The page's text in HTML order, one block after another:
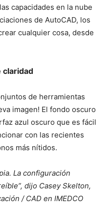
capacidades en la nube
de AutoCAD, los
cualquier cosa, desde
claridad
de herramientas
imagen! El fondo oscuro
azul oscuro que es fácil
con las recientes
más nítidos.
La configuración
dijo Casey Skelton,
/ CAD en IMEDCO